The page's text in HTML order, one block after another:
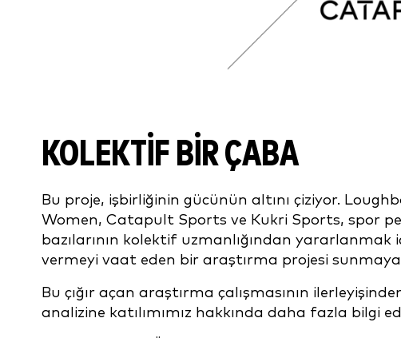
KOLEKTIF BIR ÇABA
Bu proje, işbirliğinin gücünün altını çiziyor.
Women, Catapult Sports ve Kukri Sports, spor
bazılarının kolektif uzmanlığından
vermeyi vaat eden bir araştırma projesi sunmaya
Bu çığır açan araştırma çalışmasının
analizine katılımımız hakkında daha fazla bilgi